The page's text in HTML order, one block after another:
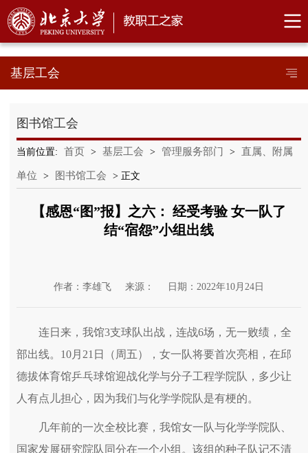
基层工会
图书馆工会
当前位置: 首页 > 基层工会 > 管理服务部门 > 直属、附属
单位 > 图书馆工会 > 正文
【感恩“图”报】之六： 经受考验 女一队了
结“宿怨”小组出线
作者：李雄飞 来源： 日期：2022年10月24日
连日来，我馆3支球队出战，连战6场，无一败绩，全
部出线。10月21日（周五），女一队将要首次亮相，在邱
德拔体育馆乒乓球馆迎战化学与分子工程学院队，多少让
人有点儿担心，因为我们与化学学院队是有梗的。
几年前的一次全校比赛，我馆女一队与化学学院队、
国家发展研究院队同分在一个小组。该组的种子队记不清